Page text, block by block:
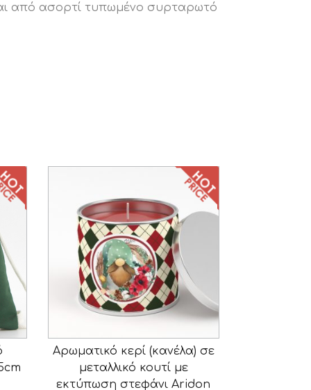
από ασορτί τυπωμένο συρταρωτό
Αρωματικό κερί (κανέλα) σε
μεταλλικό κουτί με
εκτύπωση στεφάνι Aridon